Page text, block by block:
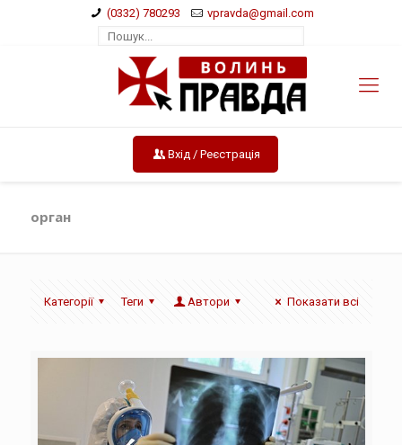
(0332) 780293 vpravda@gmail.com
Вхід / Реєстрація
орган
Категорії Теги Автори Показати всі